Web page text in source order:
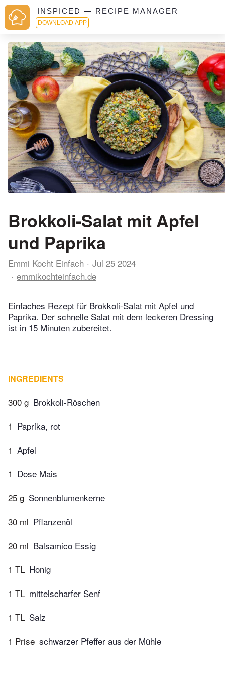
INSPICED — RECIPE MANAGER
DOWNLOAD APP
Brokkoli-Salat mit Apfel
und Paprika
Emmi Kocht Einfach
Jul 25 2024
emmikochteinfach.de
Einfaches Rezept für Brokkoli-Salat mit Apfel und
Paprika. Der schnelle Salat mit dem leckeren Dressing
ist in 15 Minuten zubereitet.
INGREDIENTS
300 g Brokkoli-Röschen
1 Paprika, rot
1 Apfel
1 Dose Mais
25 g Sonnenblumenkerne
30 ml Pflanzenöl
20 ml Balsamico Essig
1 TL Honig
1 TL mittelscharfer Senf
1 TL Salz
1 Prise schwarzer Pfeffer aus der Mühle